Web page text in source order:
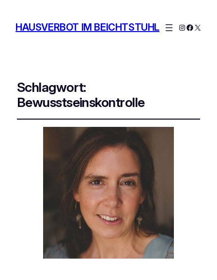
HAUSVERBOT IM BEICHTSTUHL Instagram
X
Schlagwort:
Bewusstseinskontrolle